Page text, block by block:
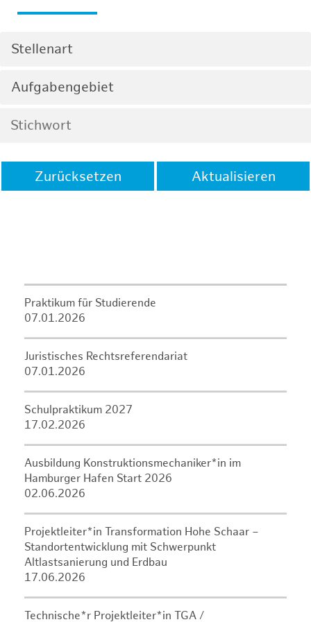
Stellenart
Aufgabengebiet
Zurücksetzen Aktualisieren
Praktikum für Studierende
07.01.2026
Juristisches Rechtsreferendariat
07.01.2026
Schulpraktikum 2027
17.02.2026
Ausbildung Konstruktionsmechaniker*in im
Hamburger Hafen Start 2026
02.06.2026
Projektleiter*in Transformation Hohe Schaar –
Standortentwicklung mit Schwerpunkt
Altlastsanierung und Erdbau
17.06.2026
Technische*r Projektleiter*in TGA /